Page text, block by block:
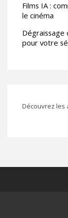
Films IA :
le cinéma
Dégraissage
pour votre
Découvrez les